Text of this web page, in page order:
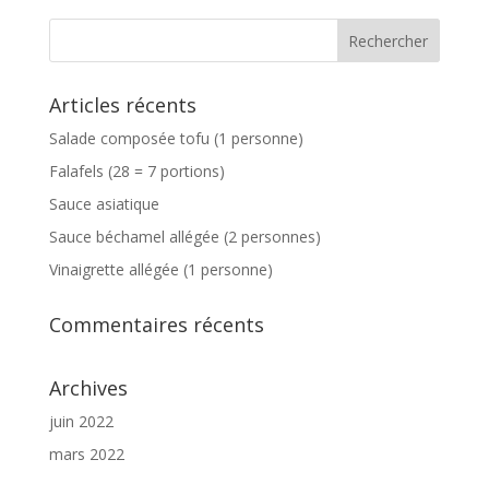
Articles récents
Salade composée tofu (1 personne)
Falafels (28 = 7 portions)
Sauce asiatique
Sauce béchamel allégée (2 personnes)
Vinaigrette allégée (1 personne)
Commentaires récents
Archives
juin 2022
mars 2022